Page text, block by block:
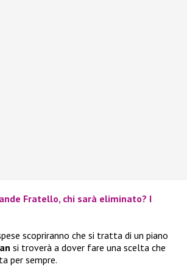
Fratello, chi sarà eliminato? I
scopriranno che si tratta di un piano
si troverà a dover fare una scelta che
per sempre.